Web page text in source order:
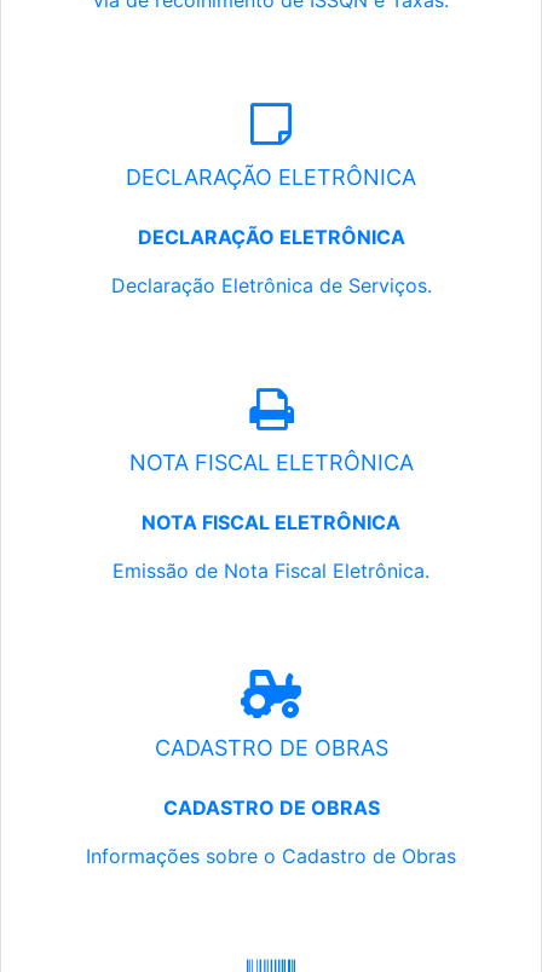
DECLARAÇÃO ELETRÔNICA
DECLARAÇÃO ELETRÔNICA
Declaração Eletrônica de Serviços.
NOTA FISCAL ELETRÔNICA
NOTA FISCAL ELETRÔNICA
Emissão de Nota Fiscal Eletrônica.
CADASTRO DE OBRAS
CADASTRO DE OBRAS
Informações sobre o Cadastro de Obras